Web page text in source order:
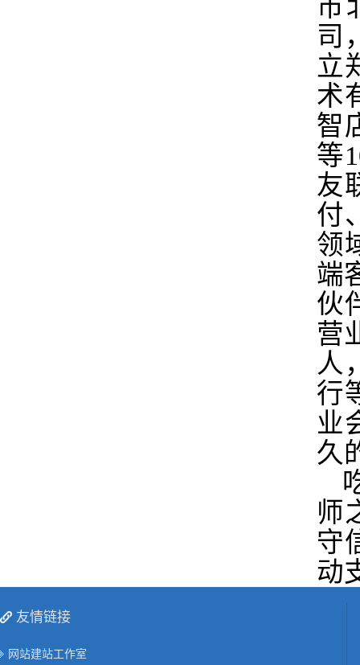
市
司
立
术
智
等
友
付
领
端
伙
营
人
行
业
久
师
守
动
友情链接
网站建站工作室